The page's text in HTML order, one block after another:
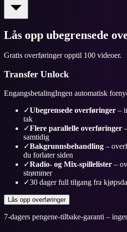
Lås opp ubegrensede
Gratis overføringer opptil 100 videoer.
Transfer Unlock
EngangsbetalingIngen automatisk
✓Ubegrensede overføringer –
tak
✓Flere parallelle overføringer
samtidig
✓Bakgrunnsbehandling –
du forlater siden
✓Radio- og Mix-spillelister –
strømmer
✓30 dager full tilgang fra
Lås opp overføringer
7-dagers pengene-tilbake-garanti –